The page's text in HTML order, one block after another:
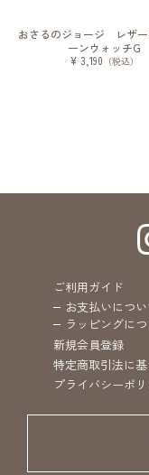
おさるのジョージ レザー
ーンウォッチG
¥ 3,190 （税込）
ご利用ガイド
お支払いについ
ラッピングに
新規会員登録
特定商取引法に
プライバシーポ